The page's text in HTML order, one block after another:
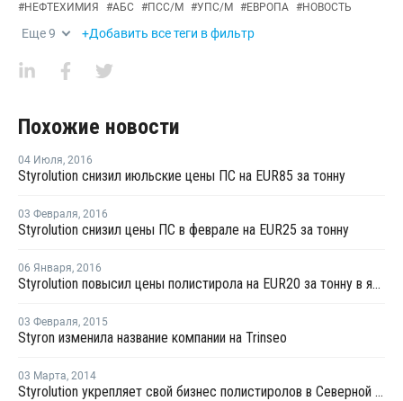
#НЕФТЕХИМИЯ #АБС #ПСС/М #УПС/М #ЕВРОПА #НОВОСТЬ
Еще9 +Добавить все теги в фильтр
Похожие новости
04 Июля, 2016
Styrolution снизил июльские цены ПС на EUR85 за тонну
03 Февраля, 2016
Styrolution снизил цены ПС в феврале на EUR25 за тонну
06 Января, 2016
Styrolution повысил цены полистирола на EUR20 за тонну в январе
03 Февраля, 2015
Styron изменила название компании на Trinseo
03 Марта, 2014
Styrolution укрепляет свой бизнес полистиролов в Северной Америке